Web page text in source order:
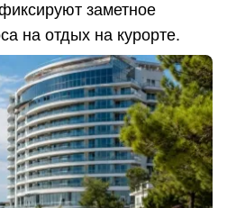
заметное
на отдых на курорте.